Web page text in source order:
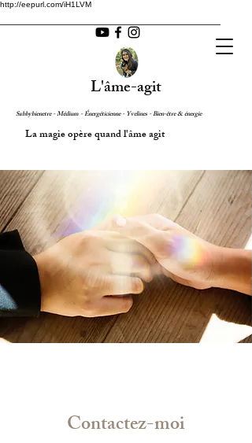
http://eepurl.com/iH1LVM
L'âme-agit
Sabbybienetre - Médium - Énergéticienne - Yvelines - Bien-être & énergie
La magie opère quand l'âme agit
Contactez-moi